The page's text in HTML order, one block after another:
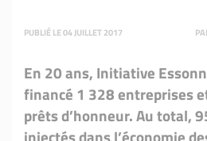
PUBLIÉ LE 04 JUILLET 2017
En 20 ans, Initiative
financé 1 328 entreprises
prêts d’honneur. Au total,